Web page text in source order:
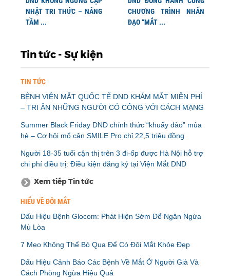
NHẬT TRI THỨC – NÂNG
TẦM ...
CHƯƠNG TRÌNH NHÂN
ĐẠO “MẮT ...
Tin tức - Sự kiện
TIN TỨC
BỆNH VIỆN MẮT QUỐC TẾ DND KHÁM MẮT MIỄN PHÍ
– TRI ÂN NHỮNG NGƯỜI CÓ CÔNG VỚI CÁCH MẠNG
Summer Black Friday DND chính thức “khuấy đảo” mùa
hè – Cơ hội mổ cận SMILE Pro chỉ 22,5 triệu đồng
Người 18-35 tuổi cận thị trên 3 đi-ốp được Hà Nội hỗ trợ
chi phí điều trị: Điều kiện đăng ký tại Viện Mắt DND
Xem tiếp Tin tức
HIỂU VỀ ĐÔI MẮT
Dấu Hiệu Bệnh Glocom: Phát Hiện Sớm Để Ngăn Ngừa
Mù Lòa
7 Mẹo Không Thể Bỏ Qua Để Có Đôi Mắt Khỏe Đẹp
Dấu Hiệu Cảnh Báo Các Bệnh Về Mắt Ở Người Già Và
Cách Phòng Ngừa Hiệu Quả